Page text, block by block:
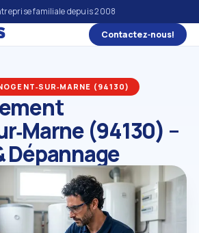
familiale depuis 2008
Contactez‑nous!
(94130)
(94130) –
Dépannage